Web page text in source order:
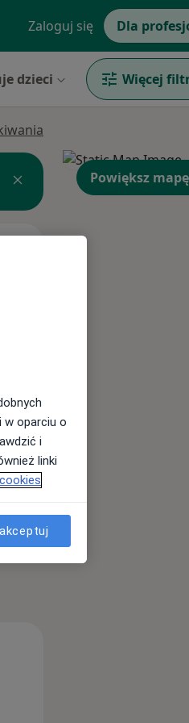
Zaloguj się Dla
dzieci Więcej
Powiększ mapę
w oparciu o
i
linki